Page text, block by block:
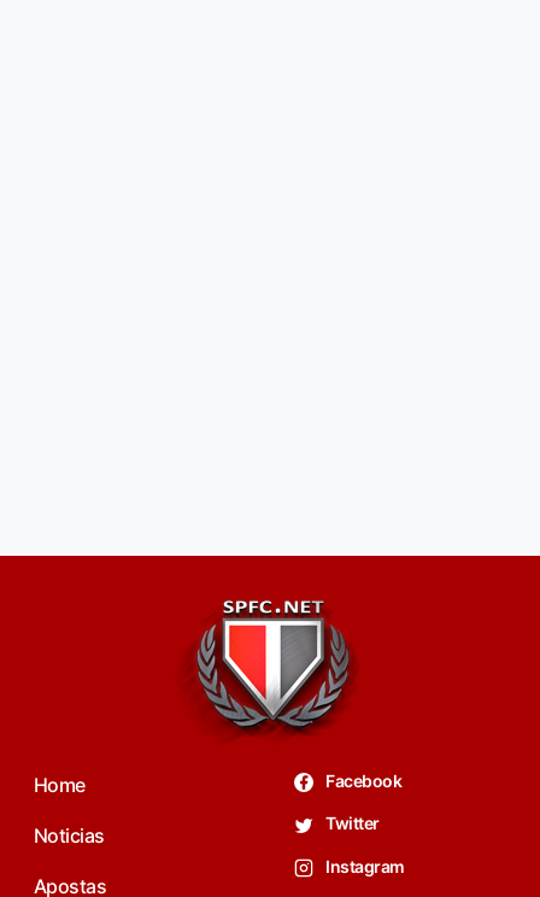
Home
Noticias
Apostas
Facebook
Twitter
Instagram